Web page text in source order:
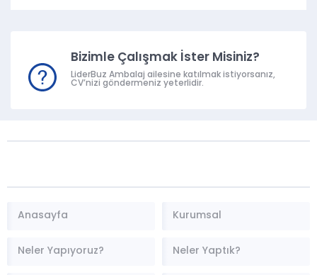
Bizimle Çalışmak İster Misiniz?
LiderBuz Ambalaj ailesine katılmak istiyorsanız,
CV’nizi göndermeniz yeterlidir.
Anasayfa Kurumsal
Neler Yapıyoruz? Neler Yaptık?